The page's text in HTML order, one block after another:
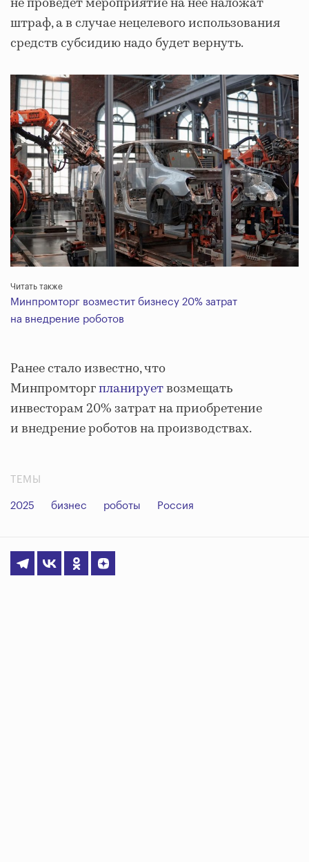
штраф, а в случае нецелевого использования
средств субсидию надо будет вернуть.
Читать также
Минпромторг возместит бизнесу 20% затрат
на внедрение роботов
Ранее стало известно, что
Минпромторгпланируетвозмещать
инвесторам 20% затрат на приобретение
и внедрение роботов на производствах.
ТЕМЫ
2025 бизнес роботы Россия